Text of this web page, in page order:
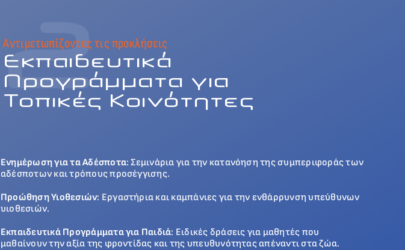
2
Αντιμετωπίζοντας τις προκλήσεις
Εκπαιδευτικά
Προγράμματα για
Τοπικές Κοινότητες
Ενημέρωση για τα Αδέσποτα: Σεμινάρια για την κατανόηση της συμπεριφοράς των
αδέσποτων και τρόπους προσέγγισης.
Προώθηση Υιοθεσιών: Εργαστήρια και καμπάνιες για την ενθάρρυνση υπεύθυνων
υιοθεσιών.
Εκπαιδευτικά Προγράμματα για Παιδιά: Ειδικές δράσεις για μαθητές που
μαθαίνουν την αξία της φροντίδας και της υπευθυνότητας απέναντι στα ζώα.